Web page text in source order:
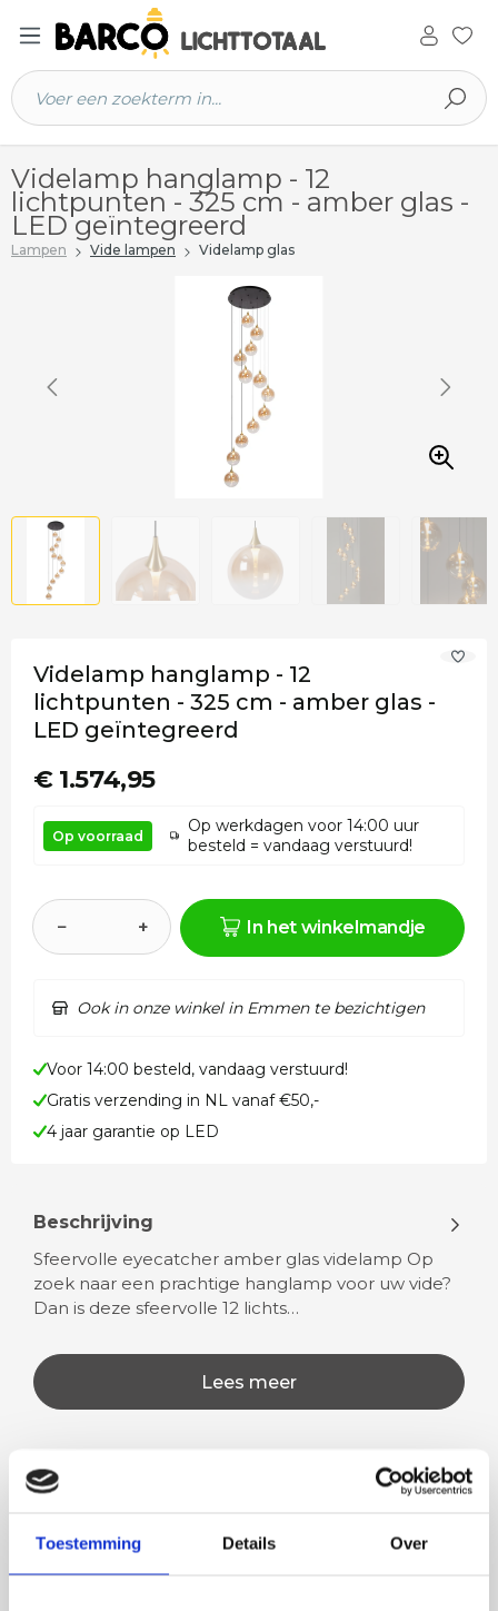
Toestemming Details Over
hoofdinhoud
Videlamp hanglamp - 12
lichtpunten - 325 cm - amber glas -
LED geïntegreerd
Lampen Vide lampen Videlamp glas
Videlamp hanglamp - 12
lichtpunten - 325 cm - amber glas -
LED geïntegreerd
€ 1.574,95
Op voorraad
Op werkdagen voor 14:00 uur
besteld = vandaag verstuurd!
− + In het winkelmandje
Ook in onze winkel in Emmen te bezichtigen
Voor 14:00 besteld, vandaag verstuurd!
Gratis verzending in NL vanaf €50,-
4 jaar garantie op LED
Beschrijving
Sfeervolle eyecatcher amber glas videlamp Op
zoek naar een prachtige hanglamp voor uw vide?
Dan is deze sfeervolle 12 lichts…
Lees meer
Fijne site waar ik een mooie
lamp heb uitgekozen en
Het bestellen,